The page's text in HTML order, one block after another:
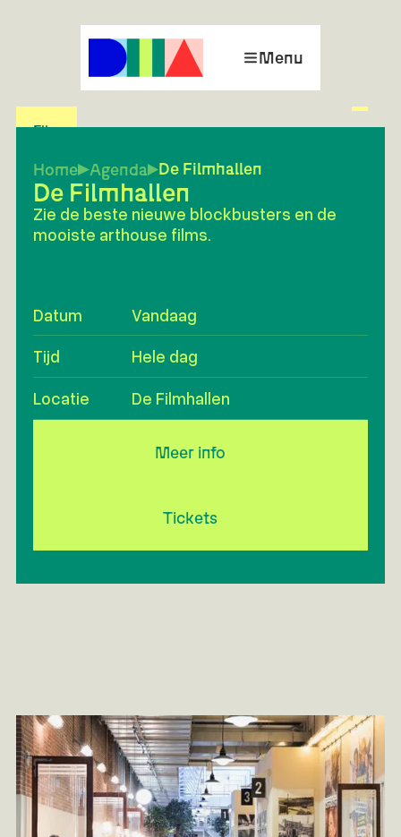
Menu
Home Agenda De Filmhallen
De Filmhallen
Zie de beste nieuwe blockbusters en de
mooiste arthouse films.
Datum Vandaag
Tijd Hele dag
Locatie De Filmhallen
Meer info
Tickets
Film